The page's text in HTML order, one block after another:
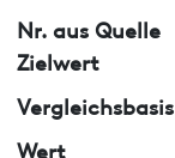
Nr. aus Quelle
Zielwert
Vergleichsbasis
Wert